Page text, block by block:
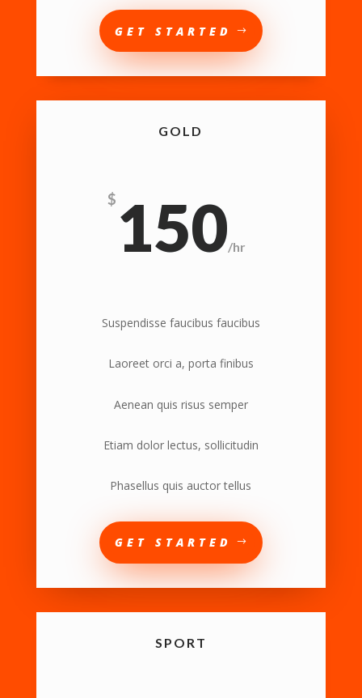
GET STARTED
GOLD
$ 150/hr
Suspendisse faucibus faucibus
Laoreet orci a, porta finibus
Aenean quis risus semper
Etiam dolor lectus, sollicitudin
Phasellus quis auctor tellus
GET STARTED
SPORT